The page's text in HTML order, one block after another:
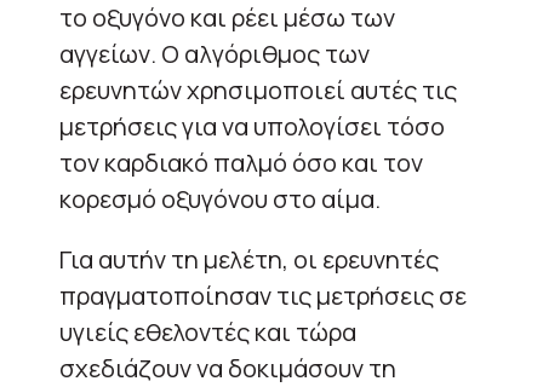
το οξυγόνο και ρέει μέσω των
αγγείων. Ο αλγόριθμος των
ερευνητών χρησιμοποιεί αυτές τις
μετρήσεις για να υπολογίσει τόσο
τον καρδιακό παλμό όσο και τον
κορεσμό οξυγόνου στο αίμα.
Για αυτήν τη μελέτη, οι ερευνητές
πραγματοποίησαν τις μετρήσεις σε
υγιείς εθελοντές και τώρα
σχεδιάζουν να δοκιμάσουν τη